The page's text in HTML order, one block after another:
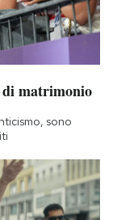
di matrimonio
sono